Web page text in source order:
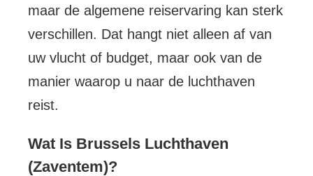
maar de algemene reiservaring kan sterk
verschillen. Dat hangt niet alleen af van
uw vlucht of budget, maar ook van de
manier waarop u naar de luchthaven
reist.
Wat Is Brussels Luchthaven
(Zaventem)?